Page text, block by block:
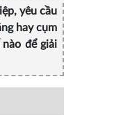
yêu cầu
hay cụm
để giải